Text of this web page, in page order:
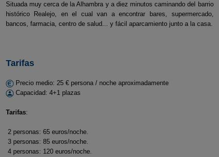
Situada muy cerca de la Alhambra y a diez minutos caminando del barrio
histórico Realejo, en el cual van a encontrar bares, supermercado,
bancos, farmacia, centro de salud... y fácil aparcamiento junto a la casa.
Tarifas
Precio medio: 25 € persona / noche aproximadamente
Capacidad: 4+1 plazas
Tarifas:
2 personas: 65 euros/noche.
3 personas: 85 euros/noche.
4 personas: 120 euros/noche.